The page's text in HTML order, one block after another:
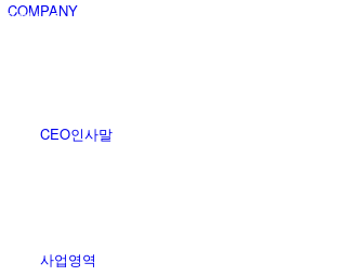
COMPANY
CEO인사말
사업영역
공지사항